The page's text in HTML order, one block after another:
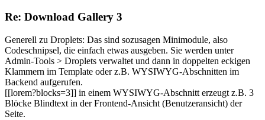
Re: Download Gallery 3
Generell zu Droplets: Das sind sozusagen Minimodule, also
Codeschnipsel, die einfach etwas ausgeben. Sie werden unter
Admin-Tools > Droplets verwaltet und dann in doppelten eckigen
Klammern im Template oder z.B. WYSIWYG-Abschnitten im
Backend aufgerufen.
[[lorem?blocks=3]] in einem WYSIWYG-Abschnitt erzeugt z.B. 3
Blöcke Blindtext in der Frontend-Ansicht (Benutzeransicht) der
Seite.